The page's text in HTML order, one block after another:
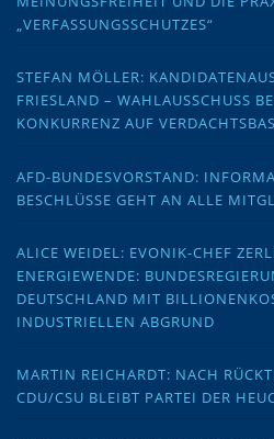
„VERFASSUNGSSCHUTZES“
STEFAN MÖLLER:
FRIESLAND – WAHLAUSSCHUSS
KONKURRENZ AUF
AFD-BUNDESVORSTAND:
BESCHLÜSSE GEHT AN ALLE
ALICE WEIDEL: EVONIK-CHEF
ENERGIEWENDE:
DEUTSCHLAND MIT
INDUSTRIELLEN ABGRUND
MARTIN REICHARDT: NACH
CDU/CSU BLEIBT PARTEI DER